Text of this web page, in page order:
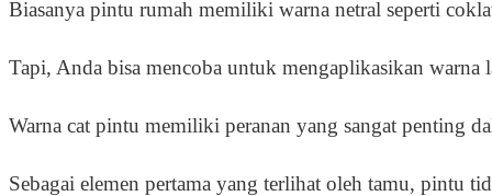
Biasanya pintu rumah memiliki warna netral seperti
Tapi, Anda bisa mencoba untuk mengaplikasikan
Warna cat pintu memiliki peranan yang sangat penting
Sebagai elemen pertama yang terlihat oleh tamu, pintu